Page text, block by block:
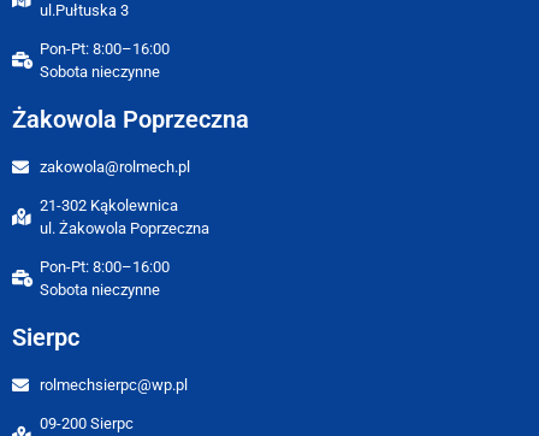
ul.Pułtuska 3
Pon-Pt: 8:00–16:00
Sobota nieczynne
Żakowola Poprzeczna
zakowola@rolmech.pl
21-302 Kąkolewnica
ul. Żakowola Poprzeczna
Pon-Pt: 8:00–16:00
Sobota nieczynne
Sierpc
rolmechsierpc@wp.pl
09-200 Sierpc